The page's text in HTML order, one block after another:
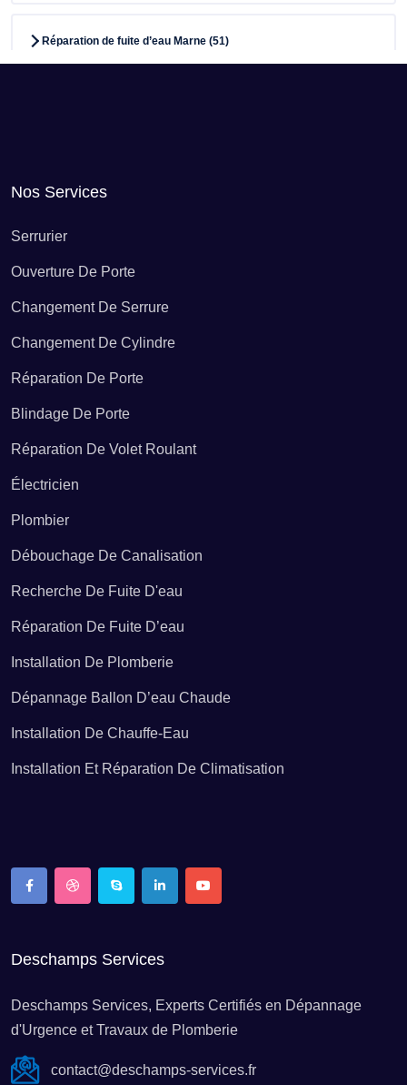
Réparation de fuite d’eau Marne (51)
Réparation de fuite d’eau Morbihan (56)
Réparation de fuite d’eau Vaucluse (84)
Nos Services
Serrurier
Ouverture De Porte
Changement De Serrure
Changement De Cylindre
Réparation De Porte
Blindage De Porte
Réparation De Volet Roulant
Électricien
Plombier
Débouchage De Canalisation
Recherche De Fuite D'eau
Réparation De Fuite D’eau
Installation De Plomberie
Dépannage Ballon D’eau Chaude
Installation De Chauffe-Eau
Installation Et Réparation De Climatisation
Deschamps Services
Deschamps Services, Experts Certifiés en Dépannage
d'Urgence et Travaux de Plomberie
contact@deschamps-services.fr